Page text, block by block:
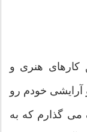
هنری و
خودم رو
می گذارم که به